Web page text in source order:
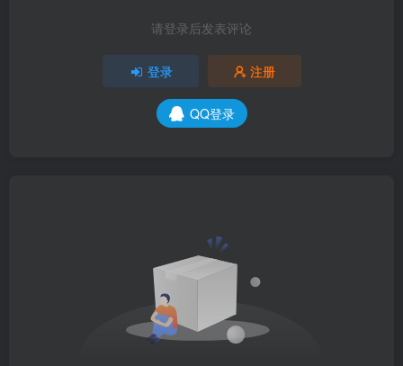
请登录后发表评论
登录 注册
QQ登录